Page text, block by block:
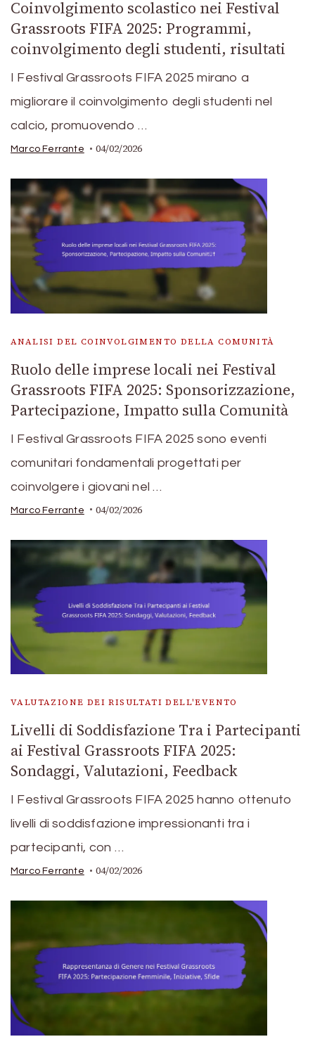
Coinvolgimento scolastico nei Festival
Grassroots FIFA 2025: Programmi,
coinvolgimento degli studenti, risultati
I Festival Grassroots FIFA 2025 mirano a
migliorare il coinvolgimento degli studenti nel
calcio, promuovendo …
Marco Ferrante 04/02/2026
ANALISI DEL COINVOLGIMENTO DELLA COMUNITÀ
Ruolo delle imprese locali nei Festival
Grassroots FIFA 2025: Sponsorizzazione,
Partecipazione, Impatto sulla Comunità
I Festival Grassroots FIFA 2025 sono eventi
comunitari fondamentali progettati per
coinvolgere i giovani nel …
Marco Ferrante 04/02/2026
VALUTAZIONE DEI RISULTATI DELL'EVENTO
Livelli di Soddisfazione Tra i Partecipanti
ai Festival Grassroots FIFA 2025:
Sondaggi, Valutazioni, Feedback
I Festival Grassroots FIFA 2025 hanno ottenuto
livelli di soddisfazione impressionanti tra i
partecipanti, con …
Marco Ferrante 04/02/2026